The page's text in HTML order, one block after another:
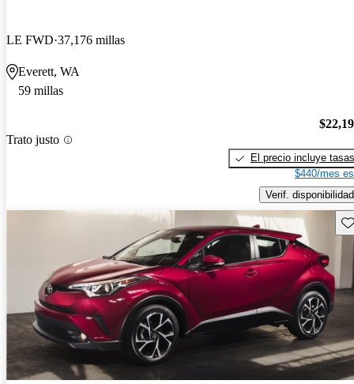
LE FWD 37,176 millas
Everett, WA
59 millas
Trato justo
El precio incluye tasas
$440/mes
Verif. disponibilidad